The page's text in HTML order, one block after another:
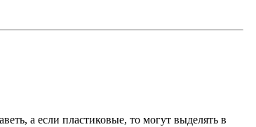
а если пластиковые, то могут выделять в